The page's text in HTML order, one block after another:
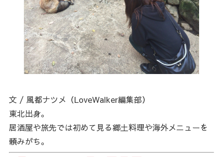
文 / 風都ナツメ（LoveWalker編集部）
東北出身。
居酒屋や旅先では初めて見る郷土料理や海外メニューを
頼みがち。